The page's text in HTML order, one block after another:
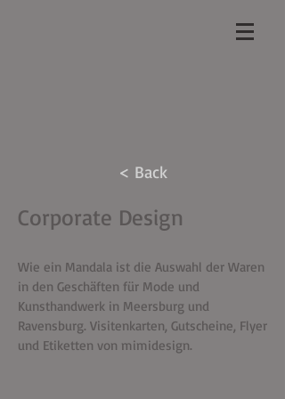
< Back
Corporate Design
Wie ein Mandala ist die Auswahl der Waren
in den Geschäften für Mode und
Kunsthandwerk in Meersburg und
Ravensburg. Visitenkarten, Gutscheine, Flyer
und Etiketten von mimidesign.